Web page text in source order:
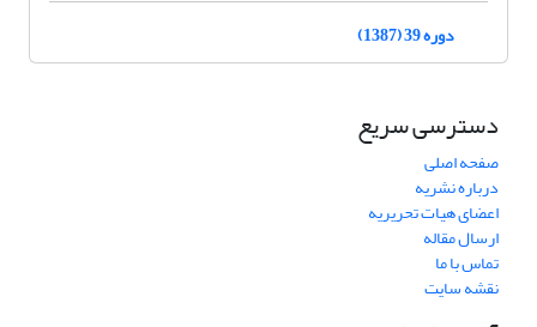
دوره 39 (1387)
دسترسی سریع
صفحه اصلی
درباره نشریه
اعضای هیات تحریریه
ارسال مقاله
تماس با ما
نقشه سایت